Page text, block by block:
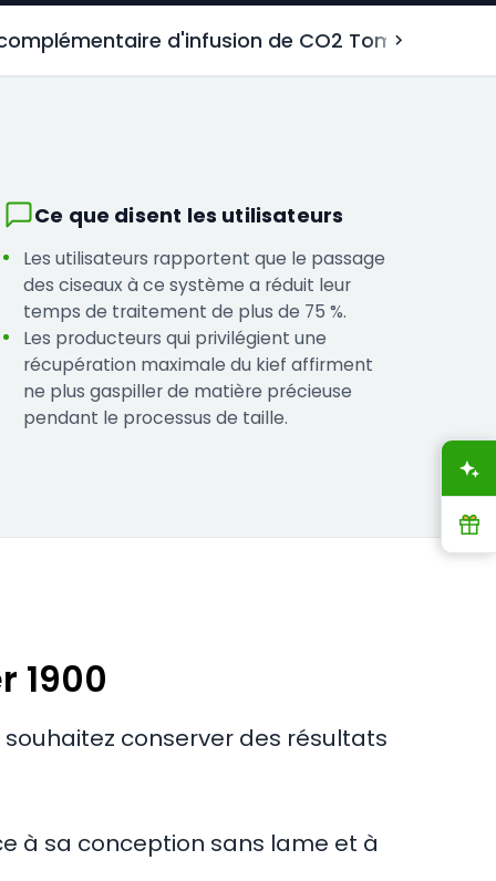
d'infusion de CO2 Tom's
Ce que disent les utilisateurs
Les utilisateurs rapportent que le passage
des ciseaux à ce système a réduit leur
temps de traitement de plus de 75 %.
Les producteurs qui privilégient une
récupération maximale du kief affirment
ne plus gaspiller de matière précieuse
pendant le processus de taille.
1900
conserver des résultats
à sa conception sans lame et à